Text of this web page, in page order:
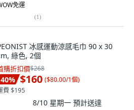
免運
(1)
冰感運動涼感毛巾 90 x 30
綠色, 2個
購折扣價$268
40% $160 ($80.00/1個)
費 $195
8/10 星期一 預計送達